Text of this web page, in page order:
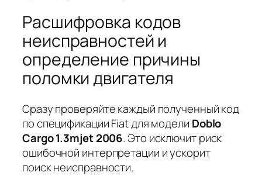
Расшифровка кодов
неисправностей и
определение причины
поломки двигателя
Сразу проверяйте каждый полученный код
по спецификации Fiat для модели Doblo
Cargo 1.3mjet 2006. Это исключит риск
ошибочной интерпретации и ускорит
поиск неисправности.